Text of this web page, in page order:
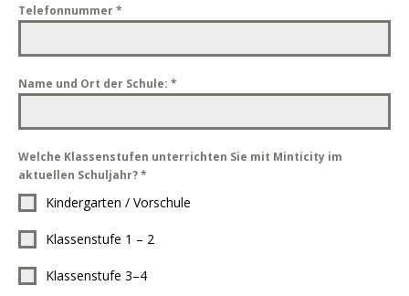
Telefonnummer*
Name und Ort der Schule: *
Welche Klassenstufen unterrichten Sie mit Minticity im
aktuellen Schuljahr?*
Kindergarten / Vorschule
Klassenstufe 1 – 2
Klassenstufe 3–4